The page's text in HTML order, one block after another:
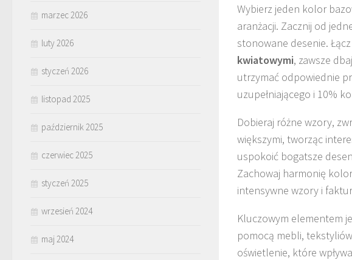
Wybierz jeden kolor
aranżacji. Zacznij od
stonowane desenie.
kwiatowymi, zawsze
utrzymać odpowiednie
uzupełniającego i 10%
Dobieraj różne wzory,
większymi, tworząc
uspokoić bogatsze
Zachowaj harmonię
intensywne wzory i
Kluczowym elementem
pomocą mebli,
oświetlenie, które
marzec 2026
luty 2026
styczeń 2026
listopad 2025
październik 2025
czerwiec 2025
styczeń 2025
wrzesień 2024
maj 2024